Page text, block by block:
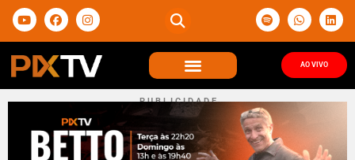
AO VIVO
P U B L I C I D A D E